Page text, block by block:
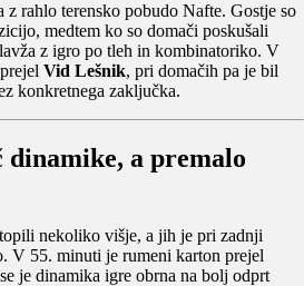
z rahlo terensko pobudo Nafte. Gostje so
medtem ko so domači poskušali
z igro po tleh in kombinatoriko. V
Vid Lešnik, pri domačih pa je bil
konkretnega zaključka.
dinamike, a premalo
nekoliko višje, a jih je pri zadnji
V 55. minuti je rumeni karton prejel
je dinamika igre obrna na bolj odprt